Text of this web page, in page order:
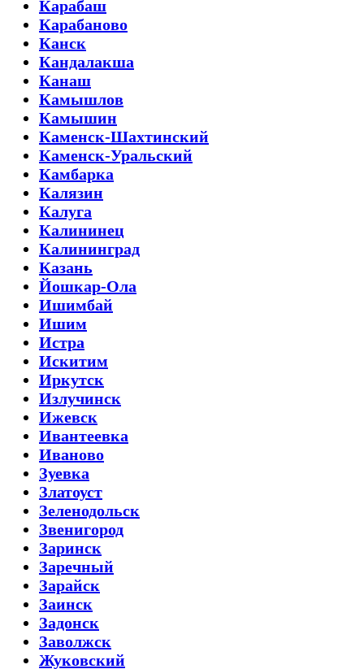
Карабаш
Карабаново
Канск
Кандалакша
Канаш
Камышлов
Камышин
Каменск-Шахтинский
Каменск-Уральский
Камбарка
Калязин
Калуга
Калининец
Калининград
Казань
Йошкар-Ола
Ишимбай
Ишим
Истра
Искитим
Иркутск
Излучинск
Ижевск
Ивантеевка
Иваново
Зуевка
Златоуст
Зеленодольск
Звенигород
Заринск
Заречный
Зарайск
Заинск
Задонск
Заволжск
Жуковский